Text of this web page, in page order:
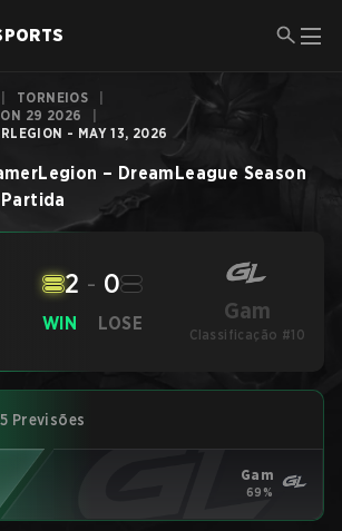
TORNEIOS
29 2026
- MAY 13, 2026
– DreamLeague Season
Partida
WIN
2 - 0
LOSE Gam
Classificação #10
Previsões
Gam
69%